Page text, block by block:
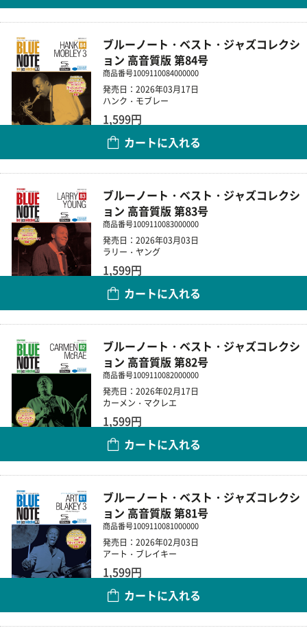
ブルーノート・ベスト・ジャズコレクシ
ョン 高音質版 第84号
商品番号1009110084000000
発売日：2026年03月17日
ハンク・モブレー
1,599円
カートに入れる
ブルーノート・ベスト・ジャズコレクシ
ョン 高音質版 第83号
商品番号1009110083000000
発売日：2026年03月03日
ラリー・ヤング
1,599円
カートに入れる
ブルーノート・ベスト・ジャズコレクシ
ョン 高音質版 第82号
商品番号1009110082000000
発売日：2026年02月17日
カーメン・マクレエ
1,599円
カートに入れる
ブルーノート・ベスト・ジャズコレクシ
ョン 高音質版 第81号
商品番号1009110081000000
発売日：2026年02月03日
アート・ブレイキー
1,599円
カートに入れる